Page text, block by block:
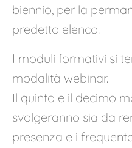
biennio, per la
predetto elenco.
I moduli formativi si
modalità webinar.
Il quinto e il decimo
svolgeranno sia da
presenza e i